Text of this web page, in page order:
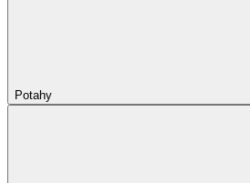
Potahy